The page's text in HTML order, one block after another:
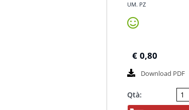
UM. PZ
Download PDF
€ 0,80
Qtà: